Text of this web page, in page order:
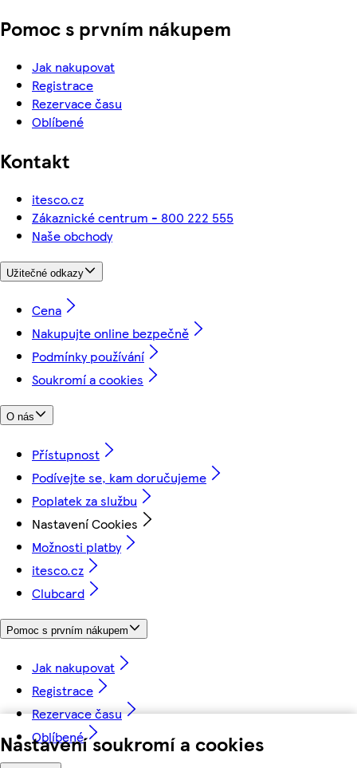
Nastavení soukromí a cookies
Pomoc s prvním nákupem
Jak nakupovat
Registrace
Rezervace času
Oblíbené
Kontakt
itesco.cz
Zákaznické centrum - 800 222 555
Naše obchody
Užitečné odkazy
Cena
Nakupujte online bezpečně
Podmínky používání
Soukromí a cookies
O nás
Přístupnost
Podívejte se, kam doručujeme
Poplatek za službu
Nastavení Cookies
Možnosti platby
itesco.cz
Clubcard
Pomoc s prvním nákupem
Jak nakupovat
Registrace
Rezervace času
Oblíbené